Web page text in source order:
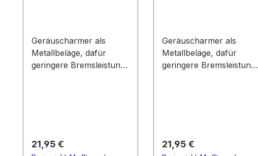
Geräuscharmer als
Metallbeläge, dafür
geringere Bremsleistung,
BR-M6120, BR-MT520,
BR-MT420
Regulärer Preis:
21,95 €
Geräuscharmer als
Metallbeläge, dafür
geringere Bremsleistung,
BR-M6120, BR-MT520,
BR-MT420
Regulärer Preis:
21,95 €